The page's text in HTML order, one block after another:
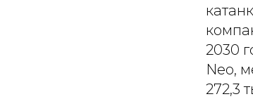
2030
Neo,
272,3